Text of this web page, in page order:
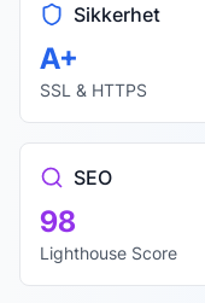
Sikkerhet
A+
SSL & HTTPS
SEO
98
Lighthouse Score